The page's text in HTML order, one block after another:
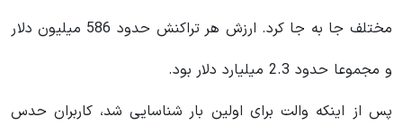
مختلف جا به جا کرد. ارزش هر تراکنش حدود 586 میلیون دلار
و مجموعا حدود 2.3 میلیارد دلار بود.
پس از اینکه والت برای اولین بار شناسایی شد، کاربران حدس